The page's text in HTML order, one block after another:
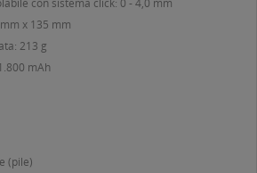
con sistema click: 0 - 4,0 mm
x 135 mm
213 g
mAh
(pile)